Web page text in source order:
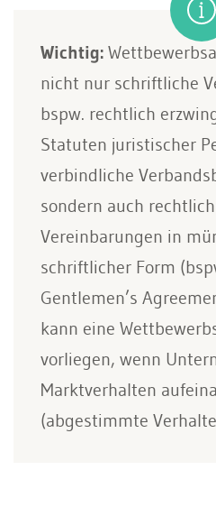
Wichtig:
nicht nur schriftliche
bspw. rechtlich
Statuten juristischer
verbindliche
sondern auch
Vereinbarungen in
schriftlicher Form
Gentlemen’s
kann eine
vorliegen, wenn
Marktverhalten
(abgestimmte